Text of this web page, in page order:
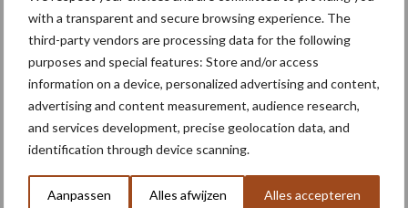
with a transparent and secure browsing experience. The
third-party vendors are processing data for the following
purposes and special features: Store and/or access
information on a device, personalized advertising and content,
advertising and content measurement, audience research,
and services development, precise geolocation data, and
identification through device scanning.
Aanpassen Alles afwijzen Alles accepteren
rooien wat kwetsbaarder.” De eerste jaren verliep het
verwijderen van de slangen moeizaam, maar ook hier ziet Havinga
verbetering sinds de overstap naar teelt op ruggen.